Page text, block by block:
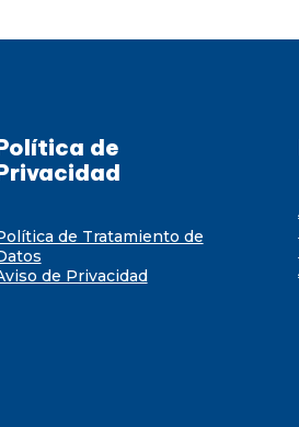
de
de Tratamiento de
de Privacidad